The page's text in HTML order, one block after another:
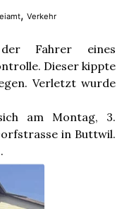
,Verkehr
Fahrer eines
Dieser kippte
Verletzt wurde
am Montag, 3.
in Buttwil.